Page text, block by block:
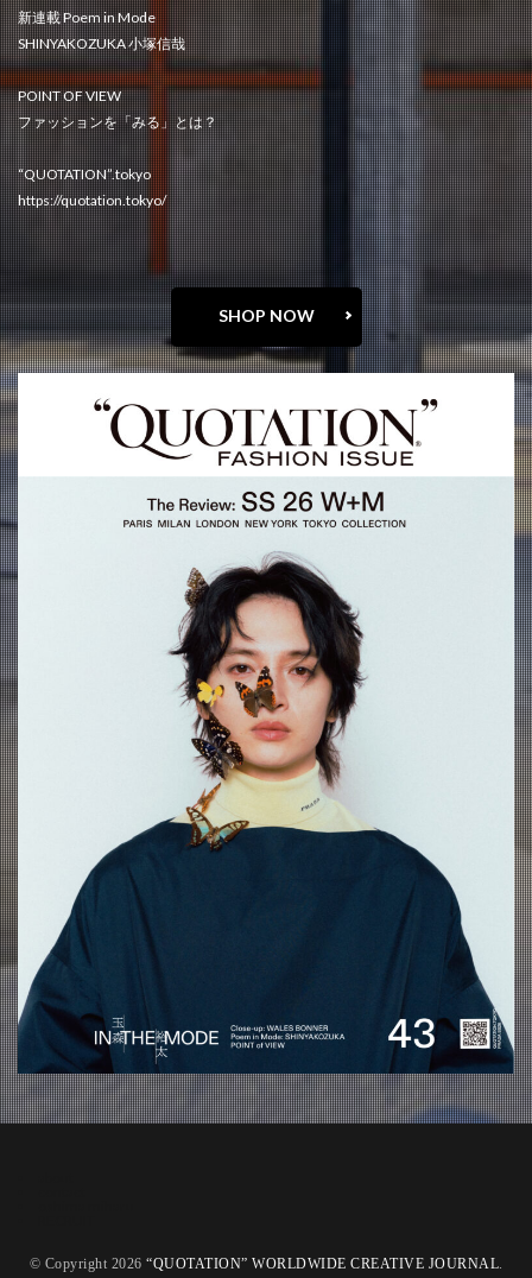
新連載 Poem in Mode
SHINYAKOZUKA 小塚信哉
POINT OF VIEW
ファッションを「みる」とは？
“QUOTATION”.tokyo
https://quotation.tokyo/
SHOP NOW
© Copyright 2026 “QUOTATION” WORLDWIDE CREATIVE JOURNAL.